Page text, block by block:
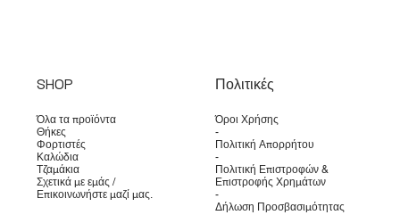
SHOP
Όλα τα προϊόντα
Θήκες
Φορτιστές
Καλώδια
Τζαμάκια
Σχετικά με εμάς /
Επικοινωνήστε μαζί μας.
Πολιτικές
Όροι Χρήσης
-
Πολιτική Απορρήτου
-
Πολιτική Επιστροφών &
Επιστροφής Χρημάτων
-
Δήλωση Προσβασιμότητας